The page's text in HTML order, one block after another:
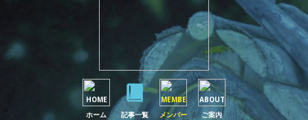
ホーム 記事一覧 メンバー ご案内